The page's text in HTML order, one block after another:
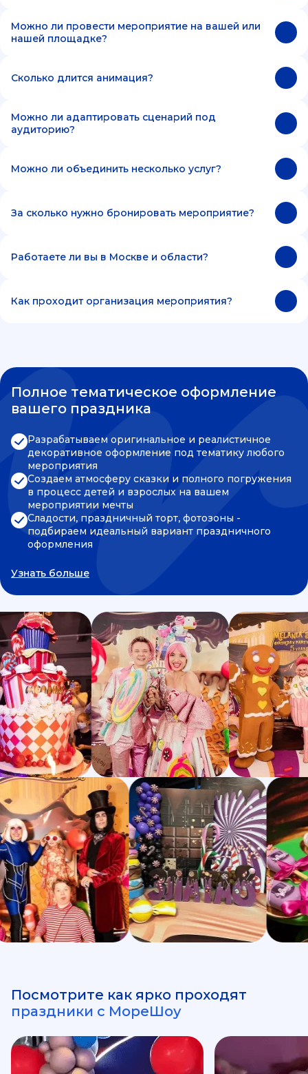
Можно ли провести мероприятие на вашей или
нашей площадке?
Сколько длится анимация?
Можно ли адаптировать сценарий под
аудиторию?
Можно ли объединить несколько услуг?
За сколько нужно бронировать мероприятие?
Работаете ли вы в Москве и области?
Как проходит организация мероприятия?
Полное тематическое оформление
вашего праздника
Разрабатываем оригинальное и реалистичное
декоративное оформление под тематику любого
мероприятия
Создаем атмосферу сказки и полного погружения
в процесс детей и взрослых на вашем
мероприятии мечты
Сладости, праздничный торт, фотозоны -
подбираем идеальный вариант праздничного
оформления
Узнать больше
Посмотрите как ярко проходят
праздники с МореШоу